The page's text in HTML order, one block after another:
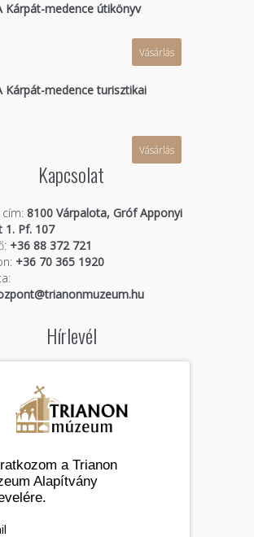
Kárpát-medence útikönyv
Vásárlás
Kárpát-medence turisztikai
Vásárlás
Kapcsolat
cím: 8100 Várpalota, Gróf Apponyi
1. Pf. 107
+36 88 372 721
+36 70 365 1920
Hírlevél